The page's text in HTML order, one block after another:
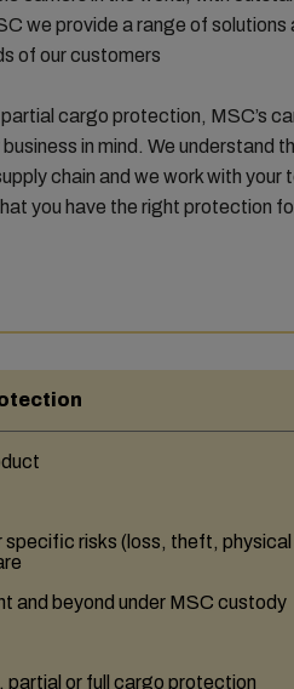
we provide a range of
of our customers.
cargo protection, MSC’s
in mind. We understand
chain and we work with
you have the right protection
risks (loss, theft,
and beyond under MSC custody
partial or full cargo protection